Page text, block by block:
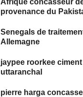
Afrique concasseur
provenance du
Senegals de
Allemagne
jaypee roorkee
uttaranchal
pierre harga